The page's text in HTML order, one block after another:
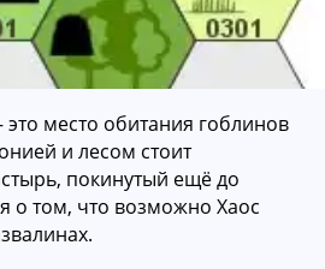
место обитания гоблинов
и лесом стоит
покинутый ещё до
о том, что возможно Хаос